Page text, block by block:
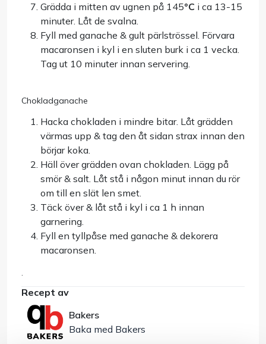
Grädda i mitten av ugnen på 145°C i ca 13-15
minuter. Låt de svalna.
Fyll med ganache & gult pärlströssel. Förvara
macaronsen i kyl i en sluten burk i ca 1 vecka.
Tag ut 10 minuter innan servering.
Chokladganache
Hacka chokladen i mindre bitar. Låt grädden
värmas upp & tag den åt sidan strax innan den
börjar koka.
Häll över grädden ovan chokladen. Lägg på
smör & salt. Låt stå i någon minut innan du rör
om till en slät len smet.
Täck över & låt stå i kyl i ca 1 h innan
garnering.
Fyll en tyllpåse med ganache & dekorera
macaronsen.
.
Recept av
Bakers
Baka med Bakers